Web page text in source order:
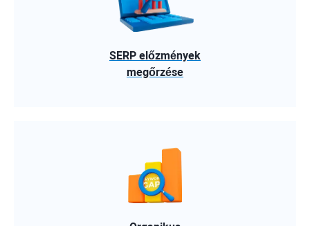
SERP előzmények
megőrzése